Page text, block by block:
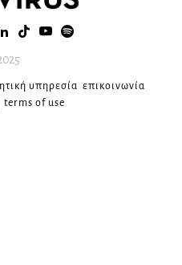
υπηρεσία επικοινωνία
terms of use